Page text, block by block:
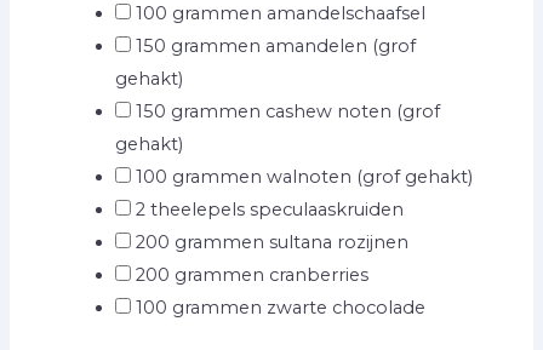
100 grammen amandelschaafsel
150 grammen amandelen (grof
gehakt)
150 grammen cashew noten (grof
gehakt)
100 grammen walnoten (grof gehakt)
2 theelepels speculaaskruiden
200 grammen sultana rozijnen
200 grammen cranberries
100 grammen zwarte chocolade